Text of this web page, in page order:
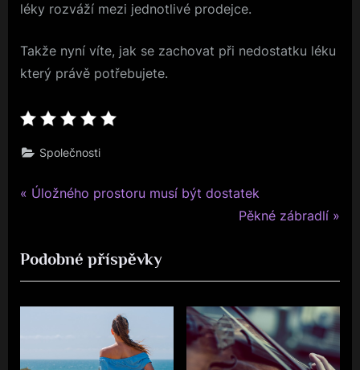
léky rozváží mezi jednotlivé prodejce.
Takže nyní víte, jak se zachovat při nedostatku léku
který právě potřebujete.
Společnosti
Navigace
příspěvek
P
v
i
o
Úložného prostoru musí být dostatek
N
t
P
o
s
Pěkné zábradlí
Podobné příspěvky